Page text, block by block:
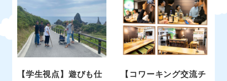
【学生視点】遊びも仕
【コワーキング交流チ